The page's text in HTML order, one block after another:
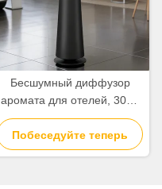
Бесшумный диффузор
аромата для отелей, 3000
куб. м, 500 мл,
коммерческий диффузор
эфирных масел
Побеседуйте теперь